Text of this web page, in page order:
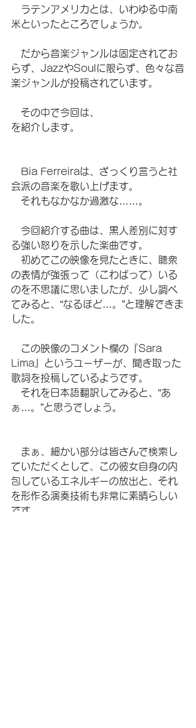
ラテンアメリカとは、いわゆる中南
米といったところでしょうか。
だから音楽ジャンルは固定されてお
らず、JazzやSoulに限らず、色々な音
楽ジャンルが投稿されています。
その中で今回は、
を紹介します。
Bia Ferreiraは、ざっくり言うと社
会派の音楽を歌い上げます。
それもなかなか過激な……。
今回紹介する曲は、黒人差別に対す
る強い怒りを示した楽曲です。
初めてこの映像を見たときに、聴衆
の表情が強張って（こわばって）いる
のを不思議に思いましたが、少し調べ
てみると、“なるほど…。”と理解できま
した。
この映像のコメント欄の『Sara
Lima』というユーザーが、聞き取った
歌詞を投稿しているようです。
それを日本語翻訳してみると、“あ
ぁ…。”と思うでしょう。
まぁ、細かい部分は皆さんで検索し
ていただくとして、この彼女自身の内
包しているエネルギーの放出と、それ
を形作る演奏技術も非常に素晴らしい
です。